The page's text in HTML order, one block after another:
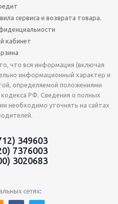
сервиса и возврата товара.
кабинет
что вся информация (включая
информационный характер и
определяемой положениями
РФ. Сведения о полных
необходимо уточнять на сайтах
349603
7376003
3020683